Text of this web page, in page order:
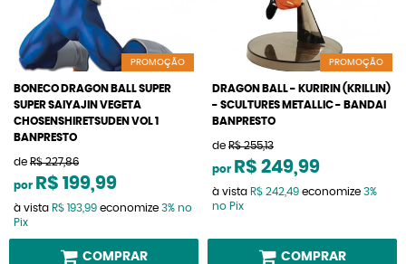
PROMOÇÃO
BONECO DRAGON BALL SUPER
SUPER SAIYAJIN VEGETA
CHOSENSHIRETSUDEN VOL 1
BANPRESTO
de R$ 227,86
por R$ 199,99
à vista R$ 193,99 economize 3% no
Pix
COMPRAR
PROMOÇÃO
DRAGON BALL - KURIRIN (KRILLIN)
- SCULTURES METALLIC - BANDAI
BANPRESTO
de R$ 255,13
por R$ 249,99
à vista R$ 242,49 economize 3%
no Pix
COMPRAR